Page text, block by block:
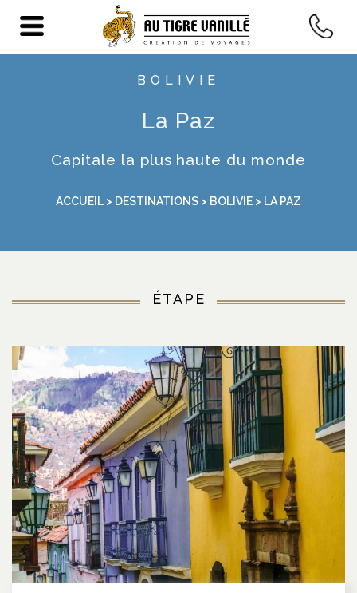
BOLIVIE
La Paz
Capitale la plus haute du monde
ACCUEIL > DESTINATIONS > BOLIVIE > LA PAZ
ÉTAPE